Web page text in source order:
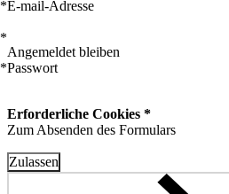
*E-mail-Adresse
*
Angemeldet bleiben
*Passwort
Erforderliche Cookies *
Zum Absenden des Formulars
Zulassen